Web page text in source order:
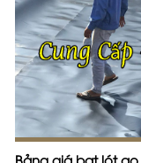
Bảng giá bạt lót ao